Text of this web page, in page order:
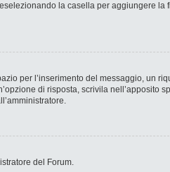
la casella per aggiungere la
per l’inserimento del messaggio, un
di risposta, scrivila nell’apposito
del Forum.